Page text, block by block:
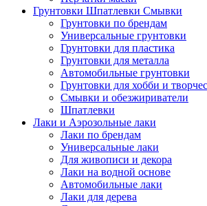
Грунтовки Шпатлевки Смывки
Грунтовки по брендам
Универсальные грунтовки
Грунтовки для пластика
Грунтовки для металла
Автомобильные грунтовки
Грунтовки для хобби и
Смывки и обезжириватели
Шпатлевки
Лаки и Аэрозольные лаки
Лаки по брендам
Универсальные лаки
Для живописи и декора
Лаки на водной основе
Автомобильные лаки
Лаки для дерева